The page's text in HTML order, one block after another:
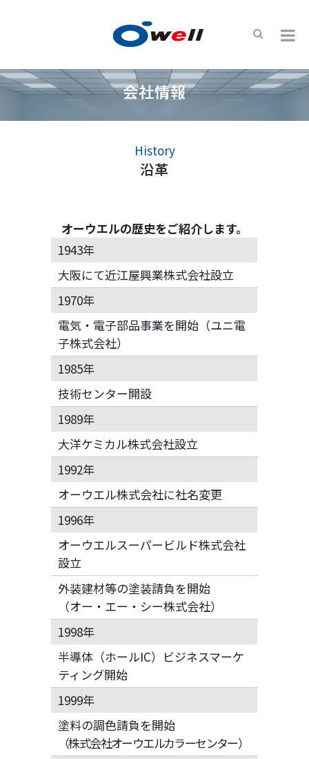
会社情報
History
沿革
オーウエルの歴史をご紹介します。
1943年
大阪にて近江屋興業株式会社設立
1970年
電気・電子部品事業を開始（ユニ電
子株式会社）
1985年
技術センター開設
1989年
大洋ケミカル株式会社設立
1992年
オーウエル株式会社に社名変更
1996年
オーウエルスーパービルド株式会社
設立
外装建材等の塗装請負を開始
（オー・エー・シー株式会社）
1998年
半導体（ホールIC）ビジネスマーケ
ティング開始
1999年
塗料の調色請負を開始
（株式会社オーウエルカラーセンター）